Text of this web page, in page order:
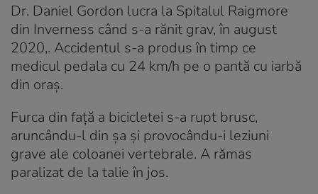
Dr. Daniel Gordon lucra la Spitalul Raigmore
din Inverness când s-a rănit grav, în august
2020,. Accidentul s-a produs în timp ce
medicul pedala cu 24 km/h pe o pantă cu iarbă
din oraș.
Furca din față a bicicletei s-a rupt brusc,
aruncându-l din șa și provocându-i leziuni
grave ale coloanei vertebrale. A rămas
paralizat de la talie în jos.